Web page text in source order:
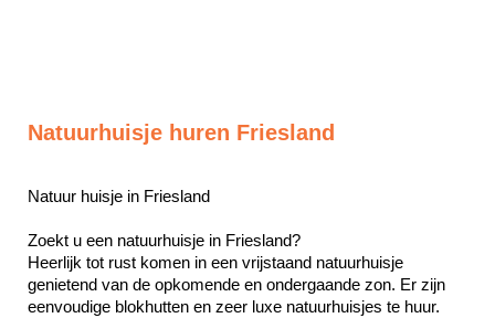
Natuurhuisje huren Friesland
Natuur huisje in Friesland
Zoekt u een natuurhuisje in Friesland?
Heerlijk tot rust komen in een vrijstaand natuurhuisje
genietend van de opkomende en ondergaande zon. Er zijn
eenvoudige blokhutten en zeer luxe natuurhuisjes te huur.